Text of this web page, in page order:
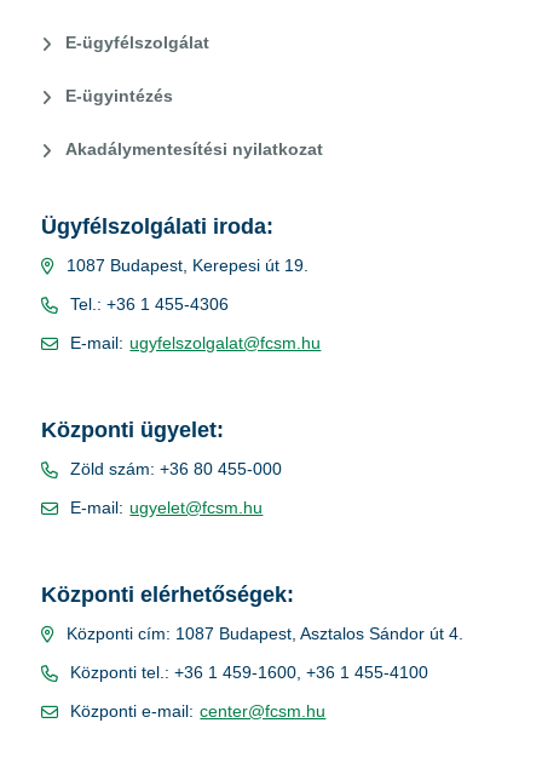
E-ügyfélszolgálat
E-ügyintézés
Akadálymentesítési nyilatkozat
Ügyfélszolgálati iroda:
1087 Budapest, Kerepesi út 19.
Tel.: +36 1 455-4306
E-mail: ugyfelszolgalat@fcsm.hu
Központi ügyelet:
Zöld szám: +36 80 455-000
E-mail: ugyelet@fcsm.hu
Központi elérhetőségek:
Központi cím: 1087 Budapest, Asztalos Sándor út 4.
Központi tel.: +36 1 459-1600, +36 1 455-4100
Központi e-mail: center@fcsm.hu